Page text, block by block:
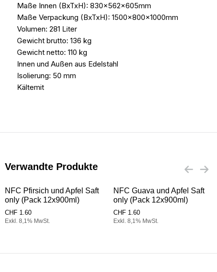
Maße Innen (BxTxH): 830x562x605mm
Maße Verpackung (BxTxH): 1500x800x1000mm
Volumen: 281 Liter
Gewicht brutto: 136 kg
Gewicht netto: 110 kg
Innen und Außen aus Edelstahl
Isolierung: 50 mm
Kältemit
Verwandte Produkte
NFC Pfirsich und Apfel Saft
only (Pack 12x900ml)
CHF 1.60
Exkl. 8,1% MwSt.
NFC Guava und Apfel Saft
only (Pack 12x900ml)
CHF 1.60
Exkl. 8,1% MwSt.